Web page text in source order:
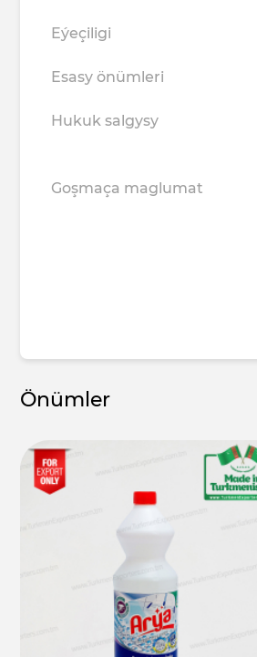
Eýeçiligi
Esasy önümleri
Hukuk salgysy
Goşmaça maglumat
Önümler